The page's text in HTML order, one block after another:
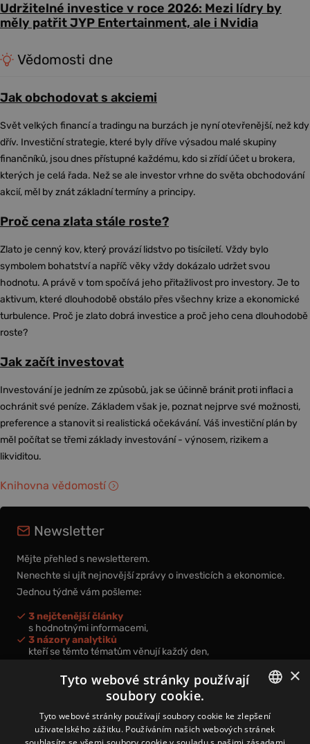
Udržitelné investice v roce 2026: Mezi lídry by
měly patřit JYP Entertainment, ale i Nvidia
Vědomosti dne
Jak obchodovat s akciemi
Svět velkých financí a tradingu na burzách je nyní otevřenější, než kdy
dřív. Investiční strategie, které byly dříve výsadou malé skupiny
finančníků, jsou dnes přístupné každému, kdo si zřídí účet u brokera,
kterých je celá řada. Než se ale investor vrhne do světa obchodování
akcií, měl by znát základní termíny a principy.
Proč cena zlata stále roste?
Zlato je cenný kov, který provází lidstvo po tisíciletí. Vždy bylo
symbolem bohatství a napříč věky vždy dokázalo udržet svou
hodnotu. A právě v tom spočívá jeho přitažlivost pro investory. Je to
aktivum, které dlouhodobě obstálo přes všechny krize a ekonomické
turbulence. Proč je zlato dobrá investice a proč jeho cena dlouhodobě
roste?
Jak začít investovat
Investování je jedním ze způsobů, jak se účinně bránit proti inflaci a
ochránit své peníze. Základem však je, poznat nejprve své možnosti,
preference a stanovit si realistická očekávání. Váš investiční plán by
měl počítat se třemi základy investování - výnosem, rizikem a
likviditou.
Knihovna vědomostí
Newsletter
Mějte přehled s newsletterem.
Nenechte si ujít nejnovější zprávy o investicích a ekonomice.
Jednou týdně vám pošleme:
3 nejčtenější články
s hodnotnými informacemi,
3 názory analytiků
kteří se těmto tématům věnují každý den,
nová videa a podcasty
k prohloubení vašich znalostí.
CZECH
×
Tyto webové stránky používají
soubory cookie.
Tyto webové stránky používají soubory cookie ke zlepšení
uživatelského zážitku. Používáním našich webových stránek